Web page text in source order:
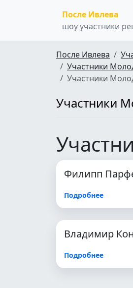
После Ивлева
шоу участники
После Ивлева
Участники
Участники
Участники
Филипп
Подробнее
Владимир
Подробнее